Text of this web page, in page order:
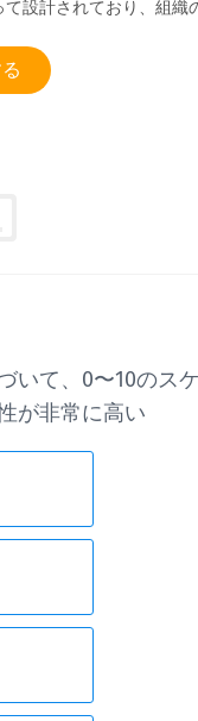
設計されており、組織
いて、0〜10のス
が非常に高い